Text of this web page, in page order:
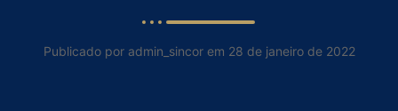
Publicado por admin_sincor em 28 de janeiro de 2022